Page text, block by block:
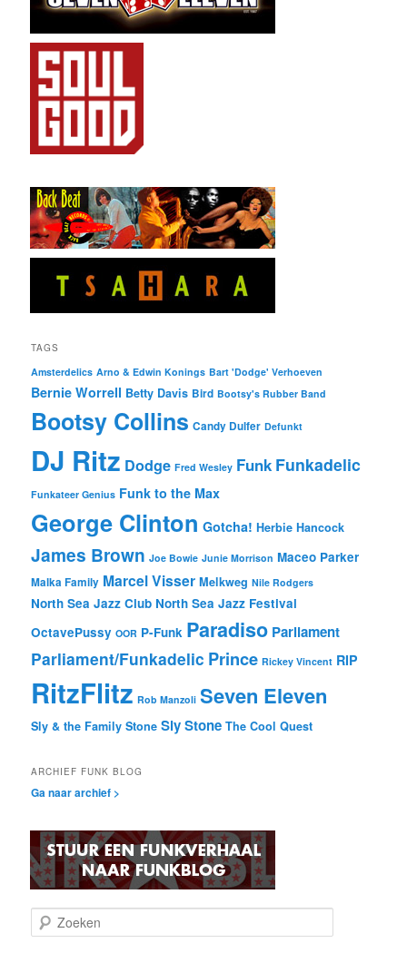
TAGS
Amsterdelics Arno & Edwin Konings Bart 'Dodge' Verhoeven
Bernie Worrell Betty Davis Bird Bootsy's Rubber Band
Bootsy Collins Candy Dulfer Defunkt
DJ Ritz Dodge Fred Wesley Funk Funkadelic
Funkateer Genius Funk to the Max
George Clinton Gotcha! Herbie Hancock
James Brown Joe Bowie Junie Morrison Maceo Parker
Malka Family Marcel Visser Melkweg Nile Rodgers
North Sea Jazz Club North Sea Jazz Festival
OctavePussy OOR P-Funk Paradiso Parliament
Parliament/Funkadelic Prince Rickey Vincent RIP
RitzFlitz Rob Manzoli Seven Eleven
Sly & the Family Stone Sly Stone The Cool Quest
ARCHIEF FUNK BLOG
Ga naar archief >
o